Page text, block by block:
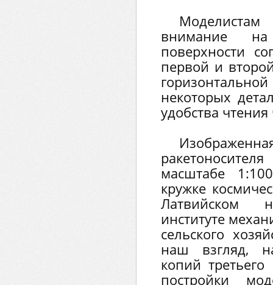
внимание
поверхности
первой и
некоторых
удобства
масштабе
кружке
Латвийском
институте
сельского
наш взгляд,
копий третьего
постройки